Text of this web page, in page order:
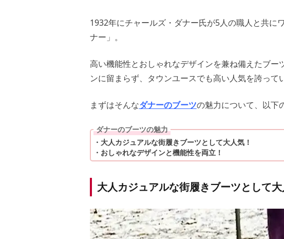
1932年にチャールズ・ダナー氏が5人の職人と共に
ナー」。
高い機能性とおしゃれなデザインを兼ね備えたブ
ンに留まらず、タウンユースでも高い人気を誇って
まずはそんなダナーのブーツの魅力について、以下
ダナーのブーツの魅力
・大人カジュアルな街履きブーツとして大人気！
・おしゃれなデザインと機能性を両立！
大人カジュアルな街履きブーツとして大